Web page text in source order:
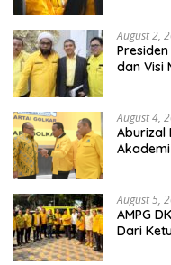
August 2,
dan Visi
August 4,
Aburizal
August 5,
AMPG
Dari